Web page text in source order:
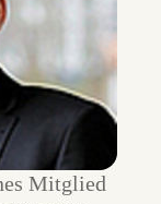
Mitglied